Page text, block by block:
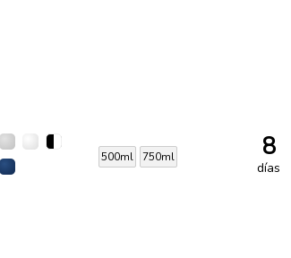
500ml 750ml 8
días